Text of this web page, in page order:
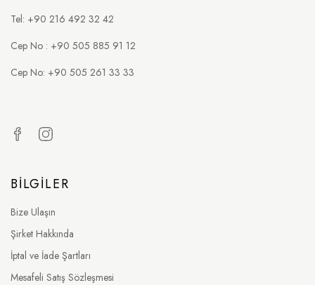
Tel: +90 216 492 32 42
Cep No : +90 505 885 91 12
Cep No: +90 505 261 33 33
BILGILER
Bize Ulaşın
Şirket Hakkında
İptal ve İade Şartları
Mesafeli Satış Sözleşmesi